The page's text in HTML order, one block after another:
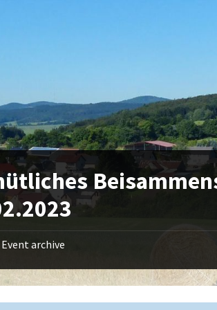
Event archive